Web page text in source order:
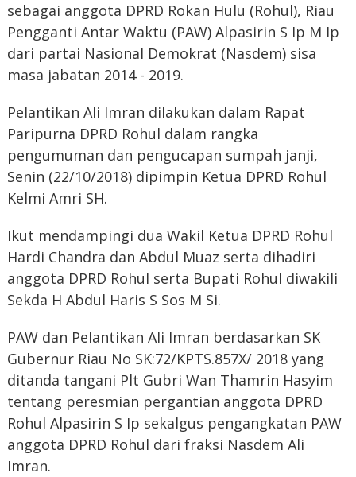
sebagai anggota DPRD Rokan Hulu (Rohul), Riau
Pengganti Antar Waktu (PAW) Alpasirin S Ip M Ip
dari partai Nasional Demokrat (Nasdem) sisa
masa jabatan 2014 - 2019.
Pelantikan Ali Imran dilakukan dalam Rapat
Paripurna DPRD Rohul dalam rangka
pengumuman dan pengucapan sumpah janji,
Senin (22/10/2018) dipimpin Ketua DPRD Rohul
Kelmi Amri SH.
Ikut mendampingi dua Wakil Ketua DPRD Rohul
Hardi Chandra dan Abdul Muaz serta dihadiri
anggota DPRD Rohul serta Bupati Rohul diwakili
Sekda H Abdul Haris S Sos M Si.
PAW dan Pelantikan Ali Imran berdasarkan SK
Gubernur Riau No SK:72/KPTS.857X/ 2018 yang
ditanda tangani Plt Gubri Wan Thamrin Hasyim
tentang peresmian pergantian anggota DPRD
Rohul Alpasirin S Ip sekalgus pengangkatan PAW
anggota DPRD Rohul dari fraksi Nasdem Ali
Imran.